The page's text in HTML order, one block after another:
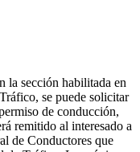
la sección habilitada en
se puede solicitar
de conducción,
remitido al interesado a
de Conductores que